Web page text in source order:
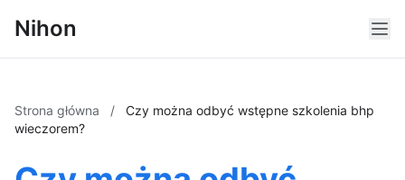
Nihon
Strona główna /
Czy można odbyć wstępne szkolenia bhp
wieczorem?